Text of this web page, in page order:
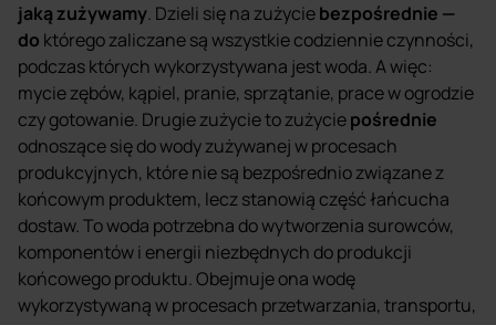
jaką zużywamy. Dzieli się na zużyciebezpośrednie —
do którego zaliczane są wszystkie codziennie czynności,
podczas których wykorzystywana jest woda. A więc:
mycie zębów, kąpiel, pranie, sprzątanie, prace w ogrodzie
czy gotowanie. Drugie zużycie to zużyciepośrednie
odnoszące się do wody zużywanej w procesach
produkcyjnych, które nie są bezpośrednio związane z
końcowym produktem, lecz stanowią część łańcucha
dostaw. To woda potrzebna do wytworzenia surowców,
komponentów i energii niezbędnych do produkcji
końcowego produktu. Obejmuje ona wodę
wykorzystywaną w procesach przetwarzania, transportu,